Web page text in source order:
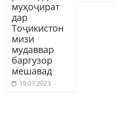
муҳоҷират
дар
Тоҷикистон
мизи
мудаввар
баргузор
мешавад
19.07.2023